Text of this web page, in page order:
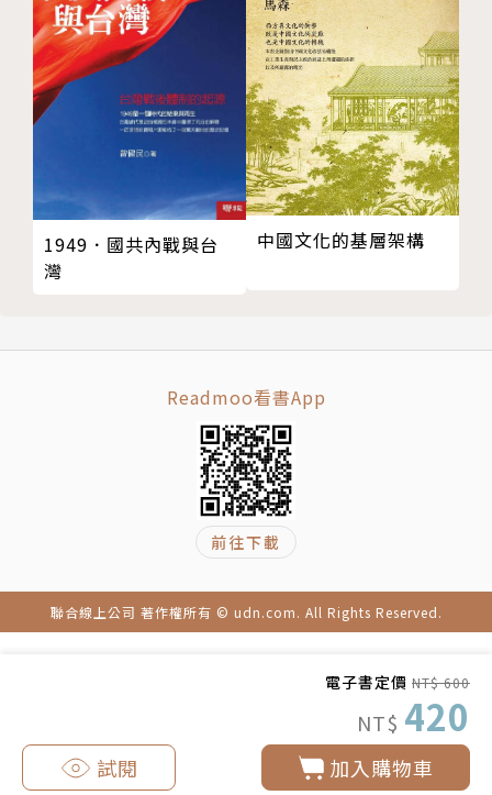
電子書定價 NT$ 600
NT$ 420
加入購物車
試閱
西漢之後，儘管中原政權聲稱其擁有對雲南地區的
統治權，但從未確立過牢固而連續的統治。雲南地區出
現的獨立政權，如滇王國、南詔國、大理國，不斷與向
南擴張的北方政權發生衝突，同時也透過貿易與移民進
行交流。直到清末民初時期，「雲南」才在「軍閥割
據」狀態下恢復了一定程度的自主權。
在一九四九年後，新成立的中華人民共和國重新征
服雲南，並對當地展開了「民族識別」，將官方認可的
當代中國的民族政策，承接了歷史上不同政權的帝
國遺產，透過「中華民族」的概念維護著古代的「大一
統」帝國框架，而雲南就是最鮮明的案例。因此，理解
「雲南」形成的歷史，同時也是反思「中國」作為民族
中國！
雖然從中華帝國的視角來看，雲南不過是邊陲；但
尚待「開化」的蠻荒之地，而是一個位處西南絲綢之路
上，貿易頻繁、文化多元的開放地區。雲南的傳統國際
貿易網絡，不但可直接通往東南亞、南亞及印度洋，甚
至遠及中亞與非洲。
土司制度的規範化
清代土司制度的衰落
結論
第五章 華化與土著化： 「雲南人」的形成
李京筆下的雲南原住民及其習俗
雲南的中國移民──歷史回顧
明代雲南的漢人移民與人口
土著的華化
「雲南人」的形成
第六章 白銀、貝幣與銅政： 雲南的經濟轉型
雲南的貝幣制度：全球視野下的解讀
清代的移民與人口
銅政與清代的貨幣制度134
導論
從蠻夷、帝國臣民再到年輕兄弟
1949．國共內戰與台
灣
中國文化的基層架構
Readmoo看書App
前往下載
聯合線上公司 著作權所有 © udn.com. All Rights Reserved.